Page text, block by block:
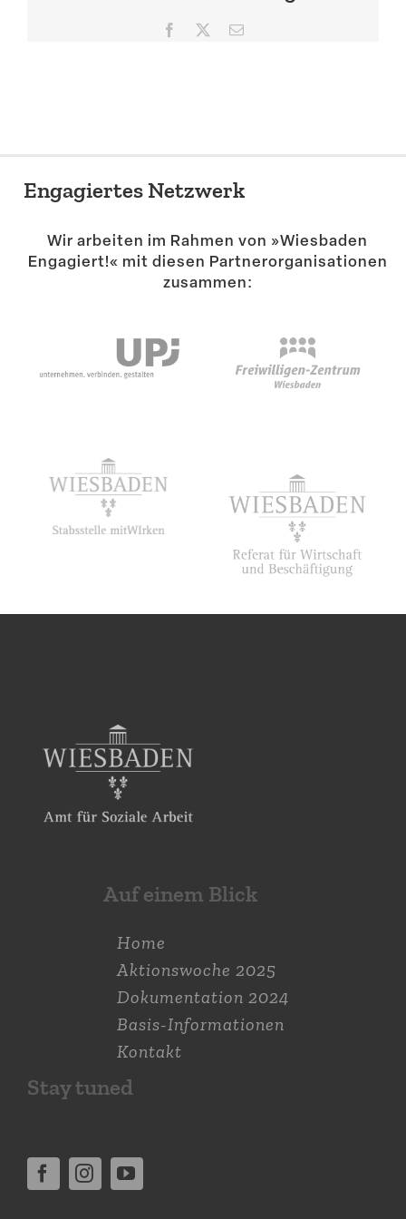
Suche
Facebook E-
Engagiertes Netzwerk
Wir arbeiten im Rahmen von »Wiesbaden
Engagiert!« mit diesen Partner­or­ga­ni­sa­tionen
zusammen:
Auf einem Blick
Home
Aktions­woche 2025
Dokumen­tation 2024
Basis-Informationen
Kontakt
Stay tuned